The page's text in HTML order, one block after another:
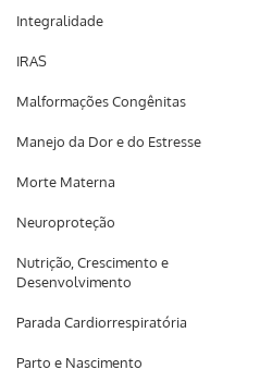
Integralidade
IRAS
Malformações Congênitas
Manejo da Dor e do Estresse
Morte Materna
Neuroproteção
Nutrição, Crescimento e
Desenvolvimento
Parada Cardiorrespiratória
Parto e Nascimento